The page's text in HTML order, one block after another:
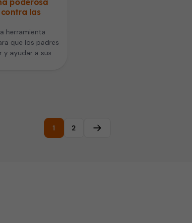
poderosa
las
herramienta
que los padres
y ayudar a sus
1 2 Página siguiente